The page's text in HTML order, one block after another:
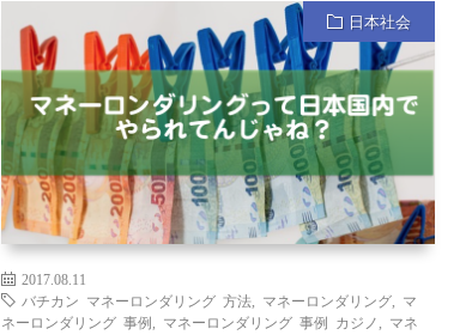
日本社会
2017.08.11
バチカン マネーロンダリング 方法
マネーロンダリング
マ
ネーロンダリング 事例
マネーロンダリング 事例 カジノ
マネ